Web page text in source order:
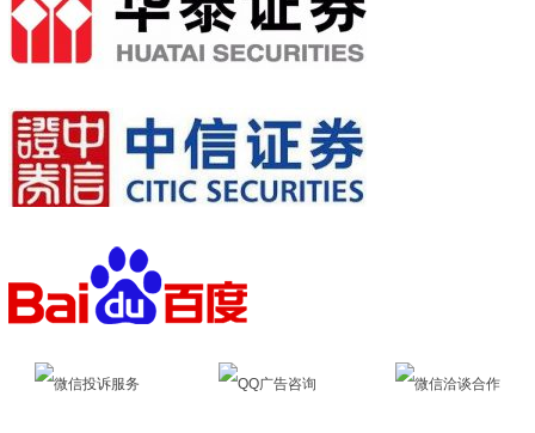
微信投诉服务 QQ广告咨询 微信洽谈合作